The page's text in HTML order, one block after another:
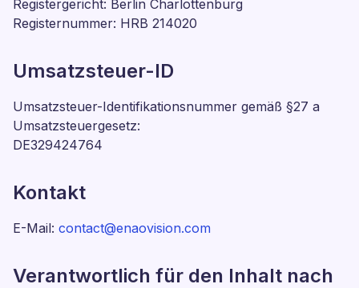
Registergericht: Berlin Charlottenburg
Registernummer: HRB 214020
Umsatzsteuer-ID
Umsatzsteuer-Identifikationsnummer gemäß §27 a
Umsatzsteuergesetz:
DE329424764
Kontakt
E-Mail: contact@enaovision.com
Verantwortlich für den Inhalt nach